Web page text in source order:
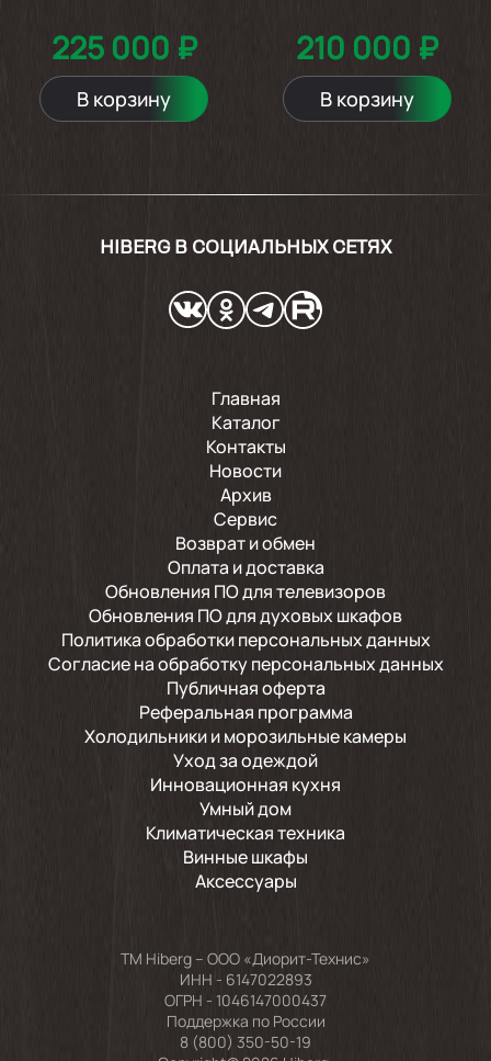
225 000 ₽
В корзину
210 000 ₽
В корзину
HIBERG В СОЦИАЛЬНЫХ СЕТЯХ
Главная
Каталог
Контакты
Новости
Архив
Сервис
Возврат и обмен
Оплата и доставка
Обновления ПО для телевизоров
Обновления ПО для духовых шкафов
Политика обработки персональных данных
Согласие на обработку персональных данных
Публичная оферта
Реферальная программа
Холодильники и морозильные камеры
Уход за одеждой
Инновационная кухня
Умный дом
Климатическая техника
Винные шкафы
Аксессуары
TM Hiberg – ООО «Диорит-Технис»
ИНН - 6147022893
ОГРН - 1046147000437
Поддержка по России
8 (800) 350-50-19